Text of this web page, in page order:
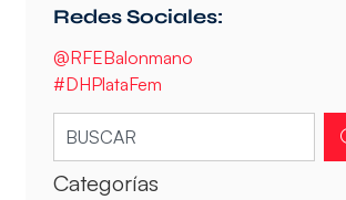
Redes Sociales:
@RFEBalonmano
#DHPlataFem
Categorías